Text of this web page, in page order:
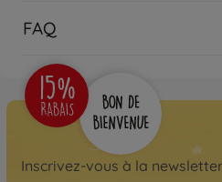
FAQ
Inscrivez-vous à la